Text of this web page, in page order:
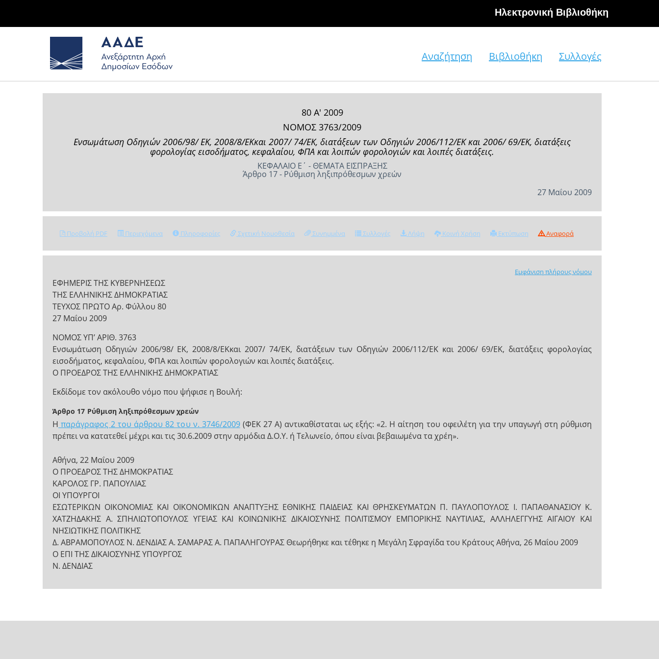
Hλεκτρονική Βιβλιοθήκη
Αναζήτηση Βιβλιοθήκη Συλλογές
80 Α' 2009
ΝΟΜΟΣ 3763/2009
Ενσωµάτωση Οδηγιών 2006/98/ ΕΚ, 2008/8/ΕΚκαι 2007/ 74/EK, διατάξεων των Οδηγιών 2006/112/ΕΚ και 2006/ 69/ΕΚ, διατάξεις
φορολογίας εισοδήµατος, κεφαλαίου, ΦΠΑ και λοιπών φορολογιών και λοιπές διατάξεις.
ΚΕΦΑΛΑΙΟ Ε΄ - ΘΕΜΑΤΑ ΕΙΣΠΡΑΞΗΣ
Άρθρο 17 - Ρύθµιση ληξιπρόθεσµων χρεών
27 Μαΐου 2009
Προβολή PDF Περιεχόμενα Πληροφορίες Σχετική Νομοθεσία Συνημμένα Συλλογές Λήψη Κοινή Χρήση Εκτύπωση Αναφορά
Εμφάνιση πλήρους νόμου
ΕΦΗΜΕΡΙΣ ΤΗΣ ΚΥΒΕΡΝΗΣΕΩΣ
ΤΗΣ ΕΛΛΗΝΙΚΗΣ ΔΗΜΟΚΡΑΤΙΑΣ
ΤΕΥΧΟΣ ΠΡΩΤΟ Αρ. Φύλλου 80
27 Μαΐου 2009
NOMOΣ ΥΠ’ ΑΡΙΘ. 3763
Ενσωµάτωση Οδηγιών 2006/98/ ΕΚ, 2008/8/ΕΚκαι 2007/ 74/EK, διατάξεων των Οδηγιών 2006/112/ΕΚ και 2006/ 69/ΕΚ, διατάξεις φορολογίας
εισοδήµατος, κεφαλαίου, ΦΠΑ και λοιπών φορολογιών και λοιπές διατάξεις.
Ο ΠΡΟΕΔΡΟΣ ΤΗΣ ΕΛΛΗΝΙΚΗΣ ΔΗΜΟΚΡΑΤΙΑΣ
Εκδίδομε τον ακόλουθο νόμο που ψήφισε η Βουλή:
Άρθρο 17 Ρύθµιση ληξιπρόθεσµων χρεών
Η παράγραφος 2 του άρθρου 82 του ν. 3746/2009(ΦΕΚ 27 Α) αντικαθίσταται ως εξής: «2. Η αίτηση του οφειλέτη για την υπαγωγή στη ρύθµιση
πρέπει να κατατεθεί µέχρι και τις 30.6.2009 στην αρµόδια ∆.Ο.Υ. ή Τελωνείο, όπου είναι βεβαιωµένα τα χρέη».
Αθήνα, 22 Μαΐου 2009
Ο ΠΡΟΕ∆ΡΟΣ ΤΗΣ ∆ΗΜΟΚΡΑΤΙΑΣ
ΚΑΡΟΛΟΣ ΓΡ. ΠΑΠΟΥΛΙΑΣ
ΟΙ ΥΠΟΥΡΓΟΙ
ΕΣΩΤΕΡΙΚΩΝ ΟΙΚΟΝΟΜΙΑΣ ΚΑΙ ΟΙΚΟΝΟΜΙΚΩΝ ΑΝΑΠΤΥΞΗΣ ΕΘΝΙΚΗΣ ΠΑΙ∆ΕΙΑΣ ΚΑΙ ΘΡΗΣΚΕΥΜΑΤΩΝ Π. ΠΑΥΛΟΠΟΥΛΟΣ Ι. ΠΑΠΑΘΑΝΑΣΙΟΥ Κ.
ΧΑΤΖΗΔΑΚΗΣ Α. ΣΠΗΛΙΩΤΟΠΟΥΛΟΣ ΥΓΕΙΑΣ ΚΑΙ ΚΟΙΝΩΝΙΚΗΣ ∆ΙΚΑΙΟΣΥΝΗΣ ΠΟΛΙΤΙΣΜΟΥ ΕΜΠΟΡΙΚΗΣ ΝΑΥΤΙΛΙΑΣ, ΑΛΛΗΛΕΓΓΥΗΣ ΑΙΓΑΙΟΥ ΚΑΙ
ΝΗΣΙΩΤΙΚΗΣ ΠΟΛΙΤΙΚΗΣ
Δ. ΑΒΡΑΜΟΠΟΥΛΟΣ Ν. ΔΕΝΔΙΑΣ Α. ΣΑΜΑΡΑΣ Α. ΠΑΠΑΛΗΓΟΥΡΑΣ Θεωρήθηκε και τέθηκε η Μεγάλη Σφραγίδα του Κράτους Αθήνα, 26 Μαΐου 2009
Ο ΕΠΙ ΤΗΣ ΔΙΚΑΙΟΣΥΝΗΣ ΥΠΟΥΡΓΟΣ
Ν. ΔΕΝΔΙΑΣ